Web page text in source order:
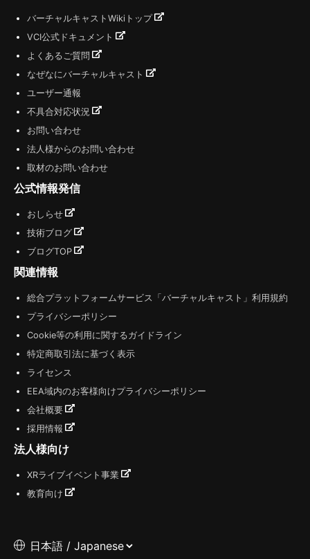
バーチャルキャストWikiトップ
VCI公式ドキュメント
よくあるご質問
なぜなにバーチャルキャスト
ユーザー通報
不具合対応状況
お問い合わせ
法人様からのお問い合わせ
取材のお問い合わせ
公式情報発信
おしらせ
技術ブログ
ブログTOP
関連情報
総合プラットフォームサービス「バーチャルキャスト」利用規約
プライバシーポリシー
Cookie等の利用に関するガイドライン
特定商取引法に基づく表示
ライセンス
EEA域内のお客様向けプライバシーポリシー
会社概要
採用情報
法人様向け
XRライブイベント事業
教育向け